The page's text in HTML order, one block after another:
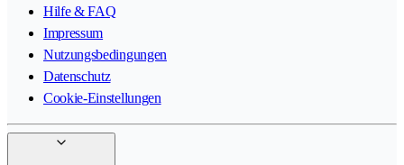
Hilfe & FAQ
Impressum
Nutzungsbedingungen
Datenschutz
Cookie-Einstellungen